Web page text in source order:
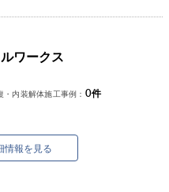
ワークス
内装解体施工事例： 0件
情報を見る